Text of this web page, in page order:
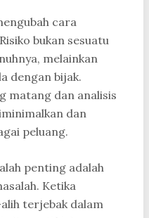
cara
bukan sesuatu
melainkan
dengan bijak.
matang dan analisis
dan
peluang.
penting adalah
Ketika
terjebak dalam